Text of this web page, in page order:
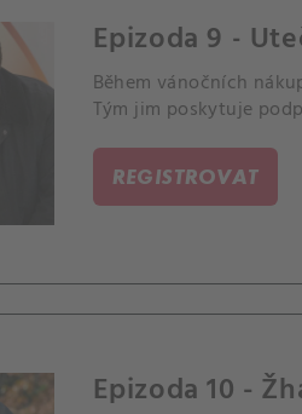
Epizoda 9 -
Během vánočních
Tým jim poskytuje
REGISTROVAT
Epizoda 10 -